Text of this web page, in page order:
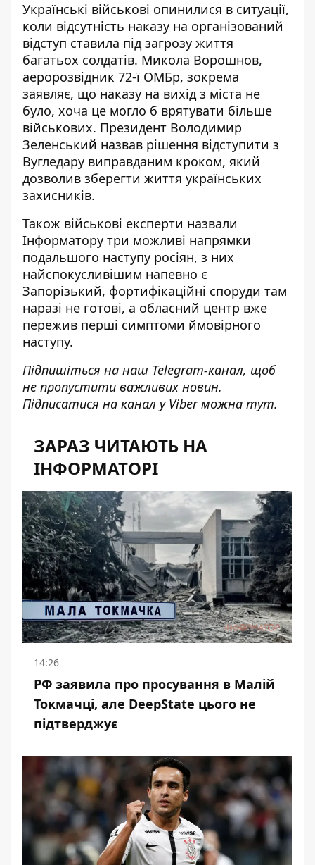
Українські військові опинилися в ситуації,
коли відсутність наказу на організований
відступ ставила під загрозу життя
багатьох солдатів. Микола Ворошнов,
аеророзвідник 72-ї ОМБр, зокрема
заявляє, що наказу на вихід з міста не
було, хоча це могло б врятувати більше
військових. Президент Володимир
Зеленський назвав рішення відступити з
Вугледару виправданим кроком, який
дозволив зберегти життя українських
захисників.
Також військові експерти назвали
Інформатору три можливі напрямки
подальшого наступу росіян, з них
найспокусливішим напевно є
Запорізький, фортифікаційні споруди там
наразі не готові, а обласний центр вже
пережив перші симптоми ймовірного
наступу.
Підпишіться на наш Telegram-канал, щоб
не пропустити важливих новин.
Підписатися на канал у Viber можна тут.
ЗАРАЗ ЧИТАЮТЬ НА
ІНФОРМАТОРІ
14:26
РФ заявила про просування в Малій
Токмачці, але DeepState цього не
підтверджує